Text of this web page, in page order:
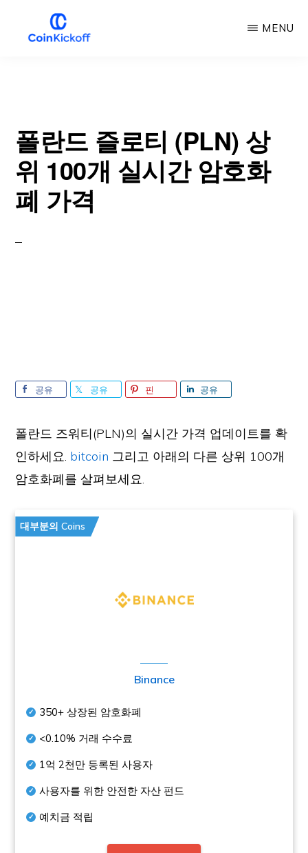
MENU
폴란드 즐로티 (PLN) 상
위 100개 실시간 암호화
폐 가격
공유 공유 핀 공유
폴란드 즈워티(PLN)의 실시간 가격 업데이트를 확
인하세요. bitcoin 그리고 아래의 다른 상위 100개
암호화폐를 살펴보세요.
대부분의 Coins
Binance
350+ 상장된 암호화폐
<0.10% 거래 수수료
1억 2천만 등록된 사용자
사용자를 위한 안전한 자산 펀드
예치금 적립